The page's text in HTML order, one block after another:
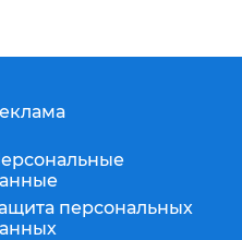
персональных